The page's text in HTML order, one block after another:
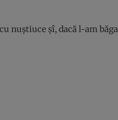
nuștiuce șî, dacă l-am